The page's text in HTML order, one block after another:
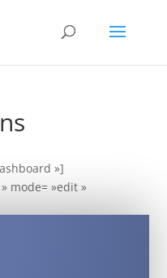
»]
mode= »edit »